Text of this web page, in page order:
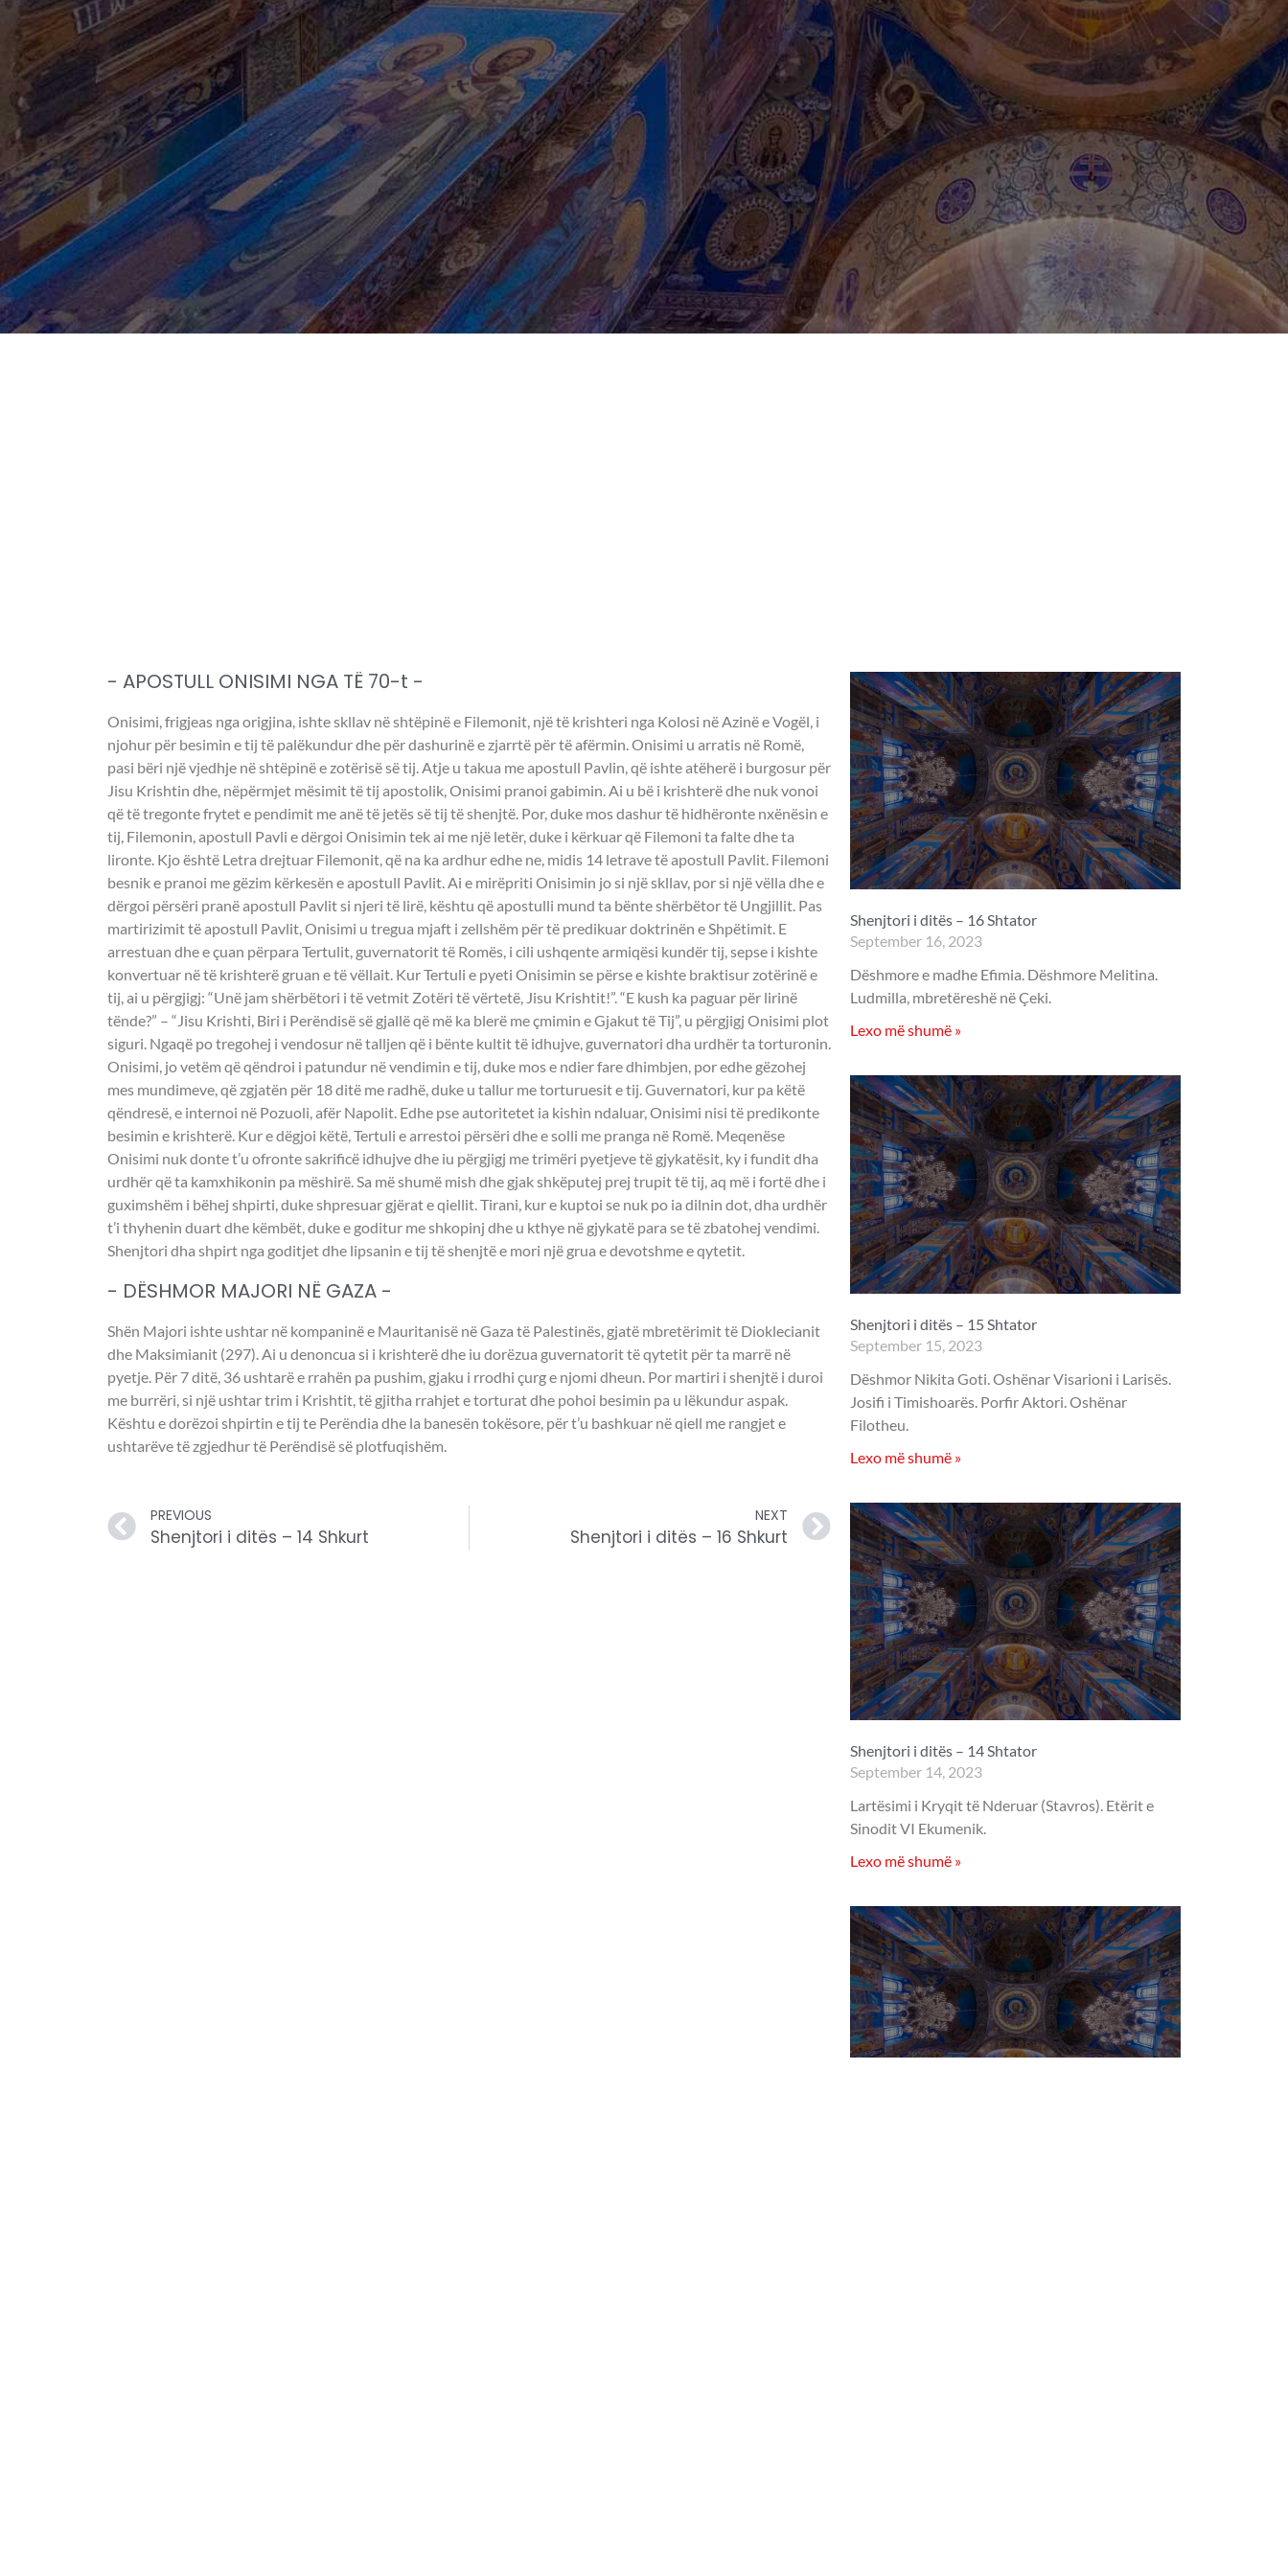
- APOSTULL ONISIMI NGA TË 70-t -
Onisimi, frigjeas nga origjina, ishte skllav në shtëpinë e Filemonit, një të krishteri nga Kolosi në Azinë e Vogël, i
njohur për besimin e tij të palëkundur dhe për dashurinë e zjarrtë për të afërmin. Onisimi u arratis në Romë,
pasi bëri një vjedhje në shtëpinë e zotërisë së tij. Atje u takua me apostull Pavlin, që ishte atëherë i burgosur për
Jisu Krishtin dhe, nëpërmjet mësimit të tij apostolik, Onisimi pranoi gabimin. Ai u bë i krishterë dhe nuk vonoi
që të tregonte frytet e pendimit me anë të jetës së tij të shenjtë. Por, duke mos dashur të hidhëronte nxënësin e
tij, Filemonin, apostull Pavli e dërgoi Onisimin tek ai me një letër, duke i kërkuar që Filemoni ta falte dhe ta
lironte. Kjo është Letra drejtuar Filemonit, që na ka ardhur edhe ne, midis 14 letrave të apostull Pavlit. Filemoni
besnik e pranoi me gëzim kërkesën e apostull Pavlit. Ai e mirëpriti Onisimin jo si një skllav, por si një vëlla dhe e
dërgoi përsëri pranë apostull Pavlit si njeri të lirë, kështu që apostulli mund ta bënte shërbëtor të Ungjillit. Pas
martirizimit të apostull Pavlit, Onisimi u tregua mjaft i zellshëm për të predikuar doktrinën e Shpëtimit. E
arrestuan dhe e çuan përpara Tertulit, guvernatorit të Romës, i cili ushqente armiqësi kundër tij, sepse i kishte
konvertuar në të krishterë gruan e të vëllait. Kur Tertuli e pyeti Onisimin se përse e kishte braktisur zotërinë e
tij, ai u përgjigj: “Unë jam shërbëtori i të vetmit Zotëri të vërtetë, Jisu Krishtit!”. “E kush ka paguar për lirinë
tënde?” – “Jisu Krishti, Biri i Perëndisë së gjallë që më ka blerë me çmimin e Gjakut të Tij”, u përgjigj Onisimi plot
siguri. Ngaqë po tregohej i vendosur në talljen që i bënte kultit të idhujve, guvernatori dha urdhër ta torturonin.
Onisimi, jo vetëm që qëndroi i patundur në vendimin e tij, duke mos e ndier fare dhimbjen, por edhe gëzohej
mes mundimeve, që zgjatën për 18 ditë me radhë, duke u tallur me torturuesit e tij. Guvernatori, kur pa këtë
qëndresë, e internoi në Pozuoli, afër Napolit. Edhe pse autoritetet ia kishin ndaluar, Onisimi nisi të predikonte
besimin e krishterë. Kur e dëgjoi këtë, Tertuli e arrestoi përsëri dhe e solli me pranga në Romë. Meqenëse
Onisimi nuk donte t’u ofronte sakrificë idhujve dhe iu përgjigj me trimëri pyetjeve të gjykatësit, ky i fundit dha
urdhër që ta kamxhikonin pa mëshirë. Sa më shumë mish dhe gjak shkëputej prej trupit të tij, aq më i fortë dhe i
guximshëm i bëhej shpirti, duke shpresuar gjërat e qiellit. Tirani, kur e kuptoi se nuk po ia dilnin dot, dha urdhër
t’i thyhenin duart dhe këmbët, duke e goditur me shkopinj dhe u kthye në gjykatë para se të zbatohej vendimi.
Shenjtori dha shpirt nga goditjet dhe lipsanin e tij të shenjtë e mori një grua e devotshme e qytetit.
- DËSHMOR MAJORI NË GAZA -
Shën Majori ishte ushtar në kompaninë e Mauritanisë në Gaza të Palestinës, gjatë mbretërimit të Dioklecianit
dhe Maksimianit (297). Ai u denoncua si i krishterë dhe iu dorëzua guvernatorit të qytetit për ta marrë në
pyetje. Për 7 ditë, 36 ushtarë e rrahën pa pushim, gjaku i rrodhi çurg e njomi dheun. Por martiri i shenjtë i duroi
me burrëri, si një ushtar trim i Krishtit, të gjitha rrahjet e torturat dhe pohoi besimin pa u lëkundur aspak.
Kështu e dorëzoi shpirtin e tij te Perëndia dhe la banesën tokësore, për t’u bashkuar në qiell me rangjet e
ushtarëve të zgjedhur të Perëndisë së plotfuqishëm.
PREVIOUS
Shenjtori i ditës – 14 Shkurt
NEXT
Shenjtori i ditës – 16 Shkurt
Shenjtori i ditës – 16 Shtator
September 16, 2023
Dëshmore e madhe Efimia. Dëshmore Melitina.
Ludmilla, mbretëreshë në Çeki.
Lexo më shumë »
Shenjtori i ditës – 15 Shtator
September 15, 2023
Dëshmor Nikita Goti. Oshënar Visarioni i Larisës.
Josifi i Timishoarës. Porfir Aktori. Oshënar
Filotheu.
Lexo më shumë »
Shenjtori i ditës – 14 Shtator
September 14, 2023
Lartësimi i Kryqit të Nderuar (Stavros). Etërit e
Sinodit VI Ekumenik.
Lexo më shumë »